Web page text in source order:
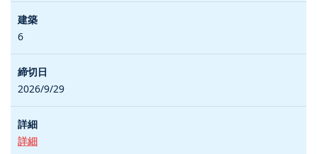
6
2026/9/29
詳細